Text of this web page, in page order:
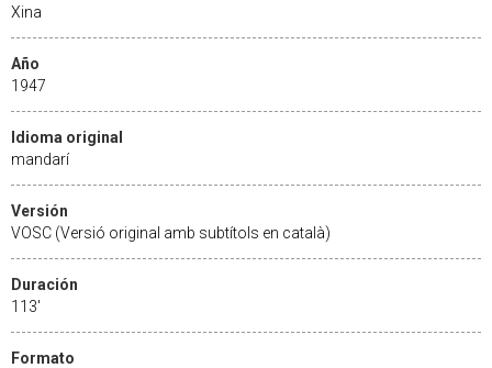
Xina
Año
1947
Idioma original
mandarí
Versión
VOSC (Versió original amb subtítols en català)
Duración
113'
Formato